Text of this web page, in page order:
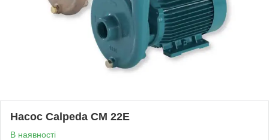
Насос Calpeda CM 22E
В наявності